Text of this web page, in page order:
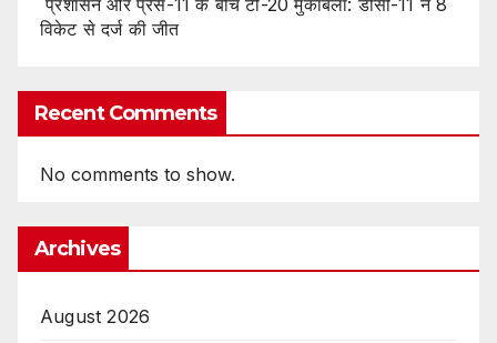
विकेट से दर्ज की जीत
Recent Comments
No comments to show.
Archives
August 2026